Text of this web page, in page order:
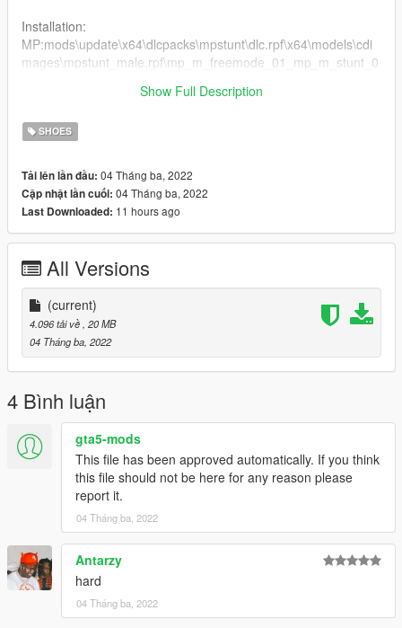
Installation:
MP:mods\update\x64\dlcpacks\mpstunt\dlc.rpf\x64\models\cdi
mages\mpstunt_male.rpf\mp_m_freemode_01_mp_m_stunt_0
2. Drag the files into the folderShow Full Description
SHOES
Tải lên lần đầu: 04 Tháng ba, 2022
Cập nhật lần cuối: 04 Tháng ba, 2022
Last Downloaded: 11 hours ago
All Versions
(current)
4.096 tải về, 20 MB
04 Tháng ba, 2022
4 Bình luận
gta5-mods
This file has been approved automatically. If you think
this file should not be here for any reason please
report it.
04 Tháng ba, 2022
Antarzy
hard
04 Tháng ba, 2022